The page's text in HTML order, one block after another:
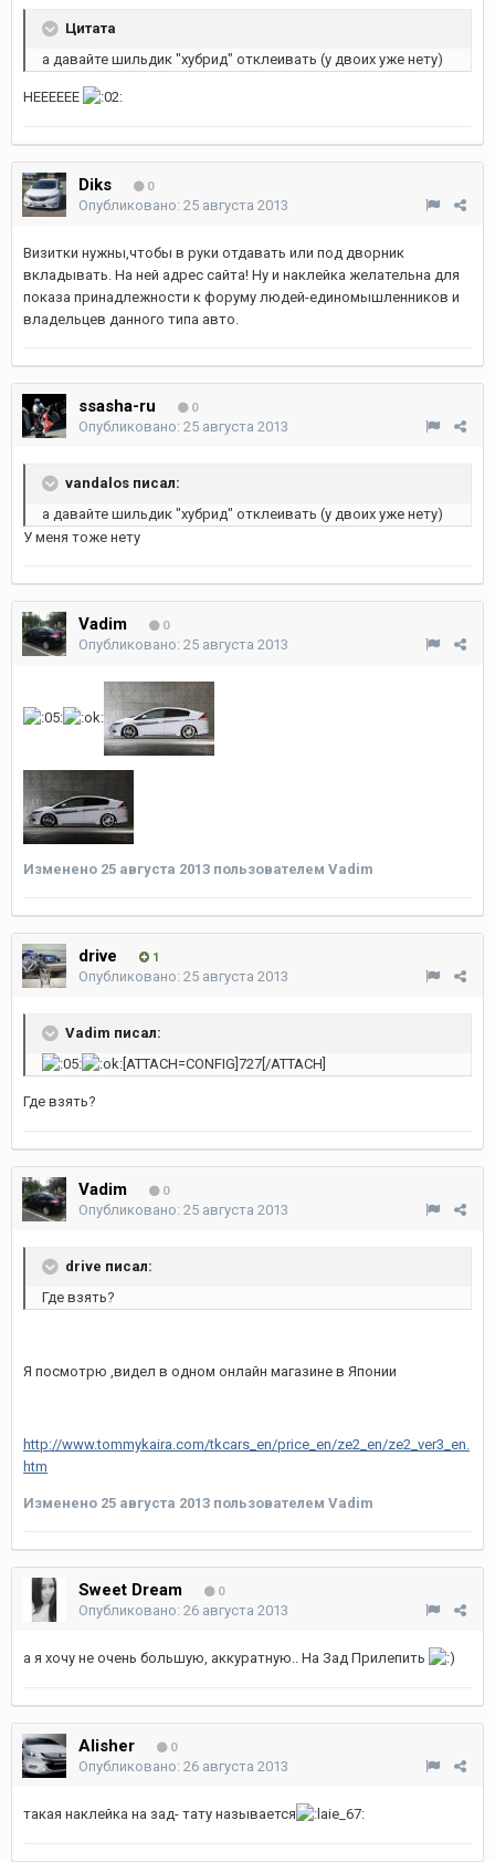
Цитата
а давайте шильдик "хубрид" отклеивать (у двоих уже нету)
НЕЕЕЕЕЕ
Diks 0
Опубликовано: 25 августа 2013
Визитки нужны,чтобы в руки отдавать или под дворник
вкладывать. На ней адрес сайта! Ну и наклейка желательна для
показа принадлежности к форуму людей-единомышленников и
владельцев данного типа авто.
ssasha-ru 0
Опубликовано: 25 августа 2013
vandalos писал:
а давайте шильдик "хубрид" отклеивать (у двоих уже нету)
У меня тоже нету
Vadim 0
Опубликовано: 25 августа 2013
Изменено 25 августа 2013 пользователем Vadim
drive 1
Опубликовано: 25 августа 2013
Vadim писал:
[ATTACH=CONFIG]727[/ATTACH]
Где взять?
Vadim 0
Опубликовано: 25 августа 2013
drive писал:
Где взять?
Я посмотрю ,видел в одном онлайн магазине в Японии
http://www.tommykaira.com/tkcars_en/price_en/ze2_en/ze2_ver3_en.
htm
Изменено 25 августа 2013 пользователем Vadim
Sweet Dream 0
Опубликовано: 26 августа 2013
а я хочу не очень большую, аккуратную.. На Зад Прилепить
Alisher 0
Опубликовано: 26 августа 2013
такая наклейка на зад- тату называется